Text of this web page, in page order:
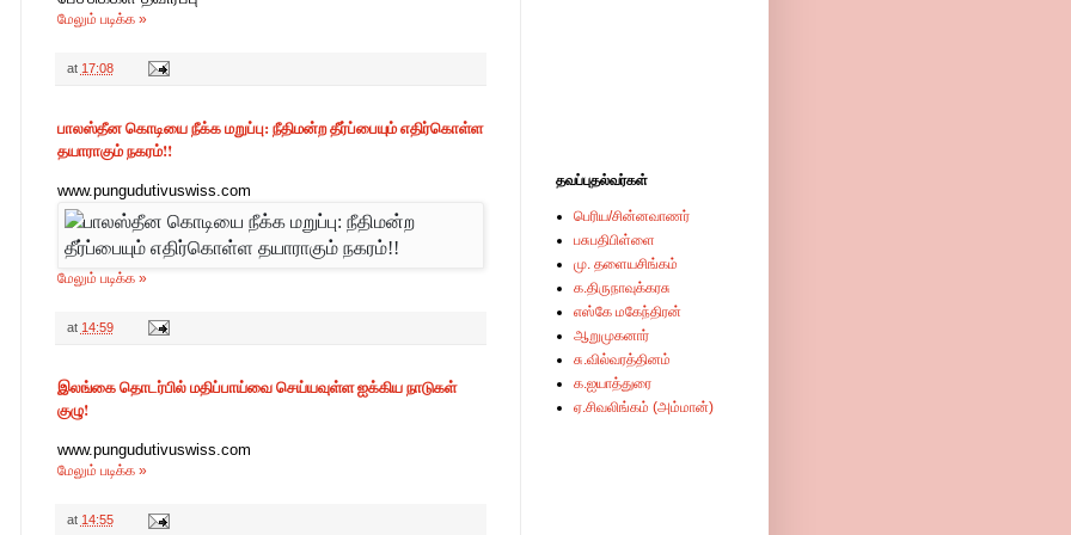
மேலும் படிக்க »
at 17:08
பாலஸ்தீன கொடியை நீக்க மறுப்பு: நீதிமன்ற தீர்ப்பையும் எதிர்கொள்ள
தயாராகும் நகரம்!!
www.pungudutivuswiss.com
மேலும் படிக்க »
at 14:59
இலங்கை தொடர்பில் மதிப்பாய்வை செய்யவுள்ள ஐக்கிய நாடுகள்
குழு!
www.pungudutivuswiss.com
மேலும் படிக்க »
at 14:55
தவப்புதல்வர்கள்
பெரிய/சின்னவாணர்
பசுபதிபிள்ளை
மு. தளையசிங்கம்
க.திருநாவுக்கரசு
எஸ்கே மகேந்திரன்
ஆறுமுகனார்
சு.வில்வரத்தினம்
க.ஐயாத்துரை
ஏ.சிவலிங்கம் (அம்மான்)